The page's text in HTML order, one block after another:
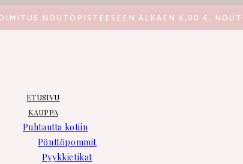
NOUTOPISTEESEEN ALKAEN 6,00 €,
ETUSIVU
KAUPPA
Puhtautta kotiin
Pönttöpommit
Pyykkietikat